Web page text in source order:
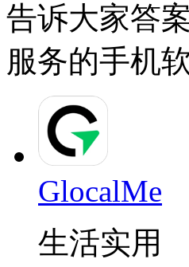
告诉大家答
服务的手机
GlocalMe
生活实用